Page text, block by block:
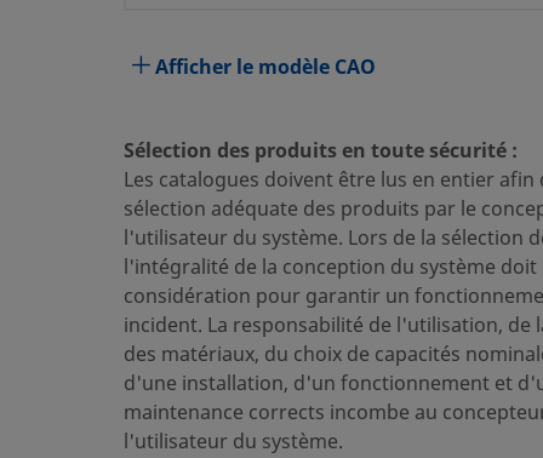
Matériau du corps
Acier inoxydable 316
Procédé de nettoyage
Nettoyage et conditionnement
Dimension du
raccordement 1
3/8 po
Type du raccordement 1
Adaptateur pour tube
Dimension du
raccordement 2
9/16-18 po
Type du raccordement 2
Raccord mâle à filetage
torique
Afficher le modèle CAO
Sélection des produits en toute sécurité :
Les catalogues doivent être lus en entier
sélection adéquate des produits par le
l'utilisateur du système. Lors de la sélection
l'intégralité de la conception du système doit
considération pour garantir un
incident. La responsabilité de l'utilisation, de
des matériaux, du choix de capacités
d'une installation, d'un fonctionnement et
maintenance corrects incombe au
l'utilisateur du système.